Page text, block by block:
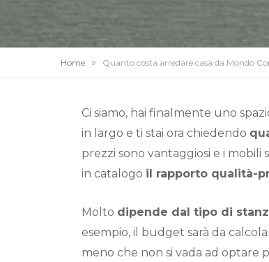
Home » Quanto costa arredare casa da Mondo
Ci siamo, hai finalmente uno
in largo e ti stai ora chiedendo
prezzi sono vantaggiosi e i
in catalogo il rapporto qualità-
Molto dipende dal tipo di
esempio, il budget sarà da
meno che non si vada ad optare